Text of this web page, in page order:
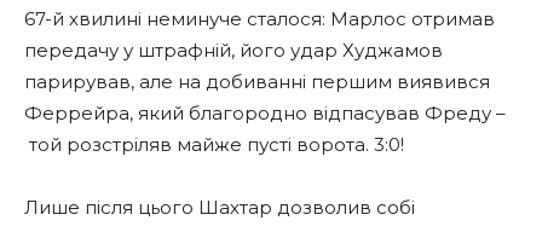
67-й хвилині неминуче сталося: Марлос отримав
передачу у штрафній, його удар Худжамов
парирував, але на добиванні першим виявився
Феррейра, який благородно відпасував Фреду –
той розстріляв майже пусті ворота. 3:0!
Лише після цього Шахтар дозволив собі